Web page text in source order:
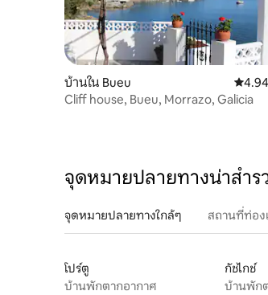
บ้านใน Bueu คะแน
Cliff house, Bueu, Morrazo, Galicia
จุดหมายปลายทางน่าสำร
จุดหมายปลายทางใกล้ๆ สถานที่ท่อง
โปร์ตู
บ้านพักตากอากาศ
กัชไกช์
บ้านพัก